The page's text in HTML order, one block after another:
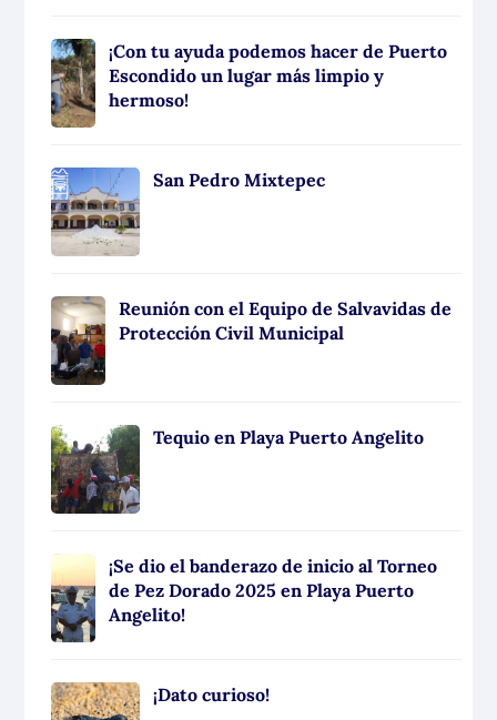
¡Con tu ayuda podemos hacer de Puerto
Escondido un lugar más limpio y
hermoso!
San Pedro Mixtepec
Reunión con el Equipo de Salvavidas de
Protección Civil Municipal
Tequio en Playa Puerto Angelito
¡Se dio el banderazo de inicio al Torneo
de Pez Dorado 2025 en Playa Puerto
Angelito!
¡Dato curioso!